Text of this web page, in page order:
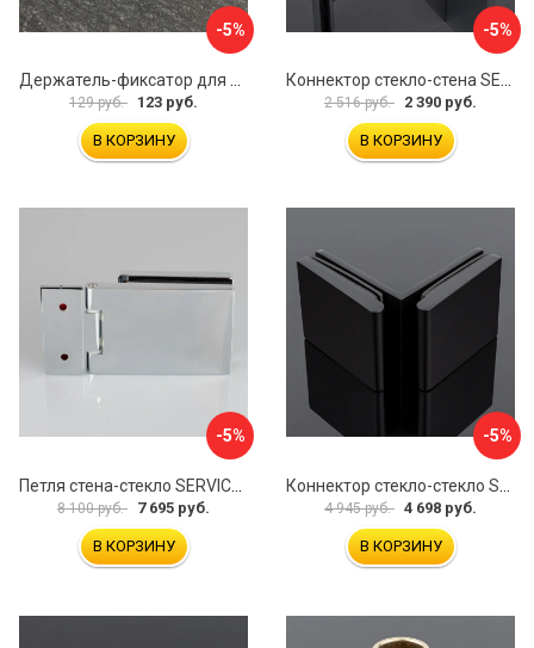
-5%
129 руб. 123 руб.
В КОРЗИНУ
-5%
2 516 руб. 2 390 руб.
В КОРЗИНУ
-5%
Петля стена-стекло SERVICE PLUS P03-101CR/brass
8 100 руб. 7 695 руб.
В КОРЗИНУ
-5%
Коннектор стекло-стекло SERVICE PLUS K03-201BLK/brass
4 945 руб. 4 698 руб.
В КОРЗИНУ